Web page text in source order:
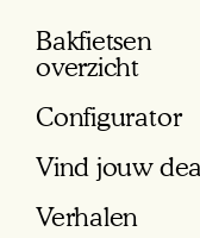
Bakfietsen
overzicht
Configurator
Vind jouw
Verhalen